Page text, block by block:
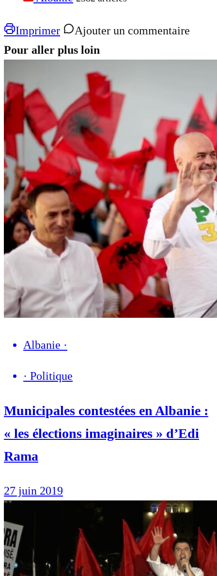
Imprimer
Ajouter un commentaire
Pour aller plus loin
Albanie ·
· Politique
Municipales contestées en Albanie :
« les élections imaginaires » d’Edi
Rama
27 juin 2019